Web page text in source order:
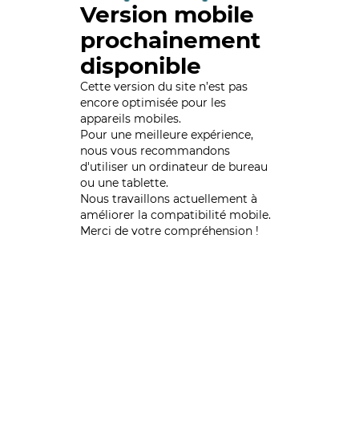
Version mobile
prochainement
disponible
Cette version du site n’est pas
encore optimisée pour les
appareils mobiles.
Pour une meilleure expérience,
nous vous recommandons
d'utiliser un ordinateur de bureau
ou une tablette.
Nous travaillons actuellement à
améliorer la compatibilité mobile.
Merci de votre compréhension !